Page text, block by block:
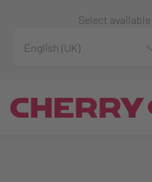
Select